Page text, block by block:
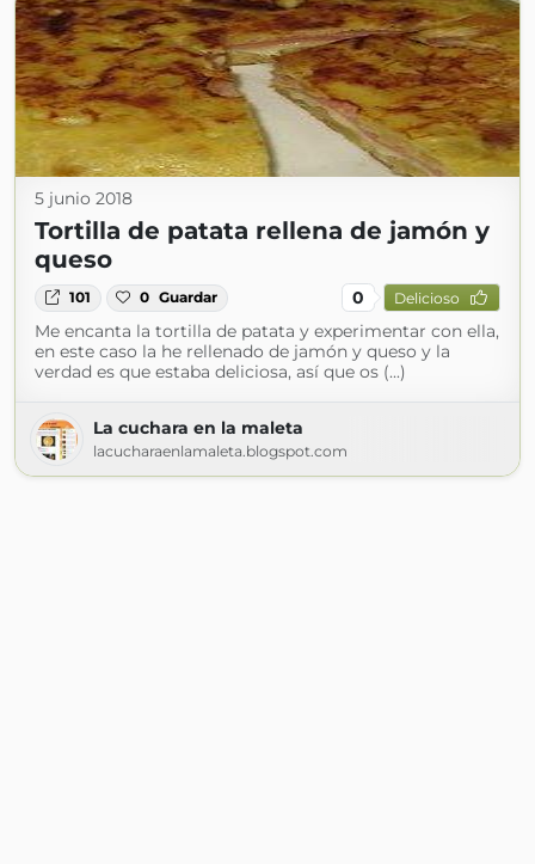
5 junio 2018
Tortilla de patata rellena de jamón y
queso
101 0 Guardar 0 Delicioso
Me encanta la tortilla de patata y experimentar con ella,
en este caso la he rellenado de jamón y queso y la
verdad es que estaba deliciosa, así que os (...)
La cuchara en la maleta
lacucharaenlamaleta.blogspot.com